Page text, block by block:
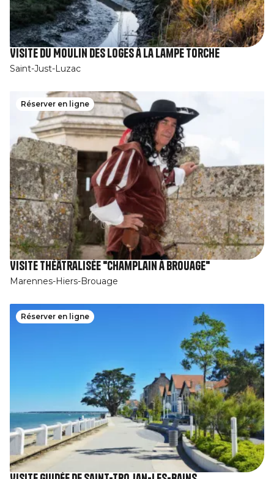
Visite du Moulin des Loges à la Lampe Torche
Saint-Just-Luzac
Réserver en ligne
Visite théâtralisée "Champlain à Brouage"
Marennes-Hiers-Brouage
Réserver en ligne